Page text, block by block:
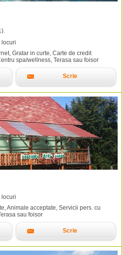
).
locuri
Gratar in curte, Carte de credit
spa/wellness, Terasa sau foisor
Scrie
locuri
Animale acceptate, Servicii pers. cu
sau foisor
Scrie